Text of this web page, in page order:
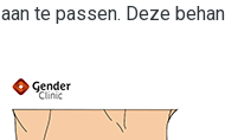
aan te passen. Deze